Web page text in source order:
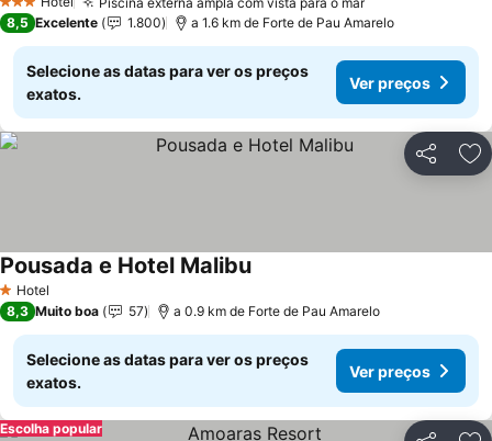
3 Estrelas Ver preços
8,5 Excelente 1.800 a 1.6 km de Forte de Pau Amarelo
Selecione as datas para ver os preços
exatos.
Ver preços
Partilhar
1 Estrelas
Hotel
Pousada e Hotel MalibuVer preços
8,3 Muito boa 57 a 0.9 km de Forte de Pau Amarelo
Selecione as datas para ver os preços
exatos.
Ver preços
Escolha popular